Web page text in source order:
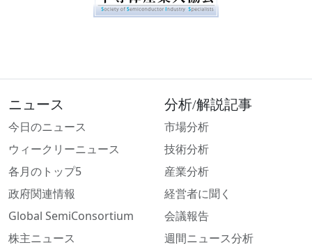
ニュース
今日のニュース
ウィークリーニュース
各月のトップ5
政府関連情報
Global SemiConsortium
株主ニュース
分析/解説記事
市場分析
技術分析
産業分析
経営者に聞く
会議報告
週間ニュース分析